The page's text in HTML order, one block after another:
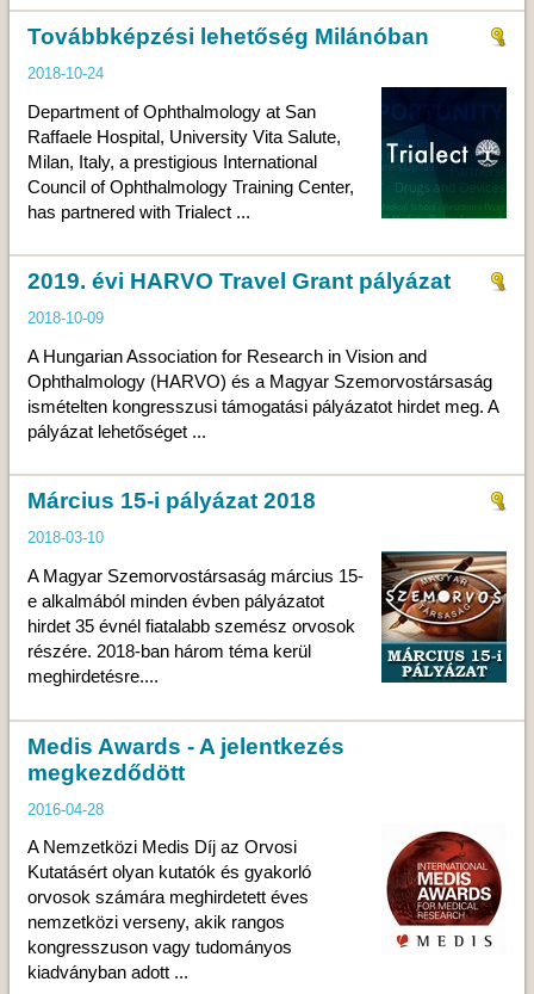
Továbbképzési lehetőség Milánóban
2018-10-24
Department of Ophthalmology at San
Raffaele Hospital, University Vita Salute,
Milan, Italy, a prestigious International
Council of Ophthalmology Training Center,
has partnered with Trialect ...
2019. évi HARVO Travel Grant pályázat
2018-10-09
A Hungarian Association for Research in Vision and
Ophthalmology (HARVO) és a Magyar Szemorvostársaság
ismételten kongresszusi támogatási pályázatot hirdet meg. A
pályázat lehetőséget ...
Március 15-i pályázat 2018
2018-03-10
A Magyar Szemorvostársaság március 15-
e alkalmából minden évben pályázatot
hirdet 35 évnél fiatalabb szemész orvosok
részére. 2018-ban három téma kerül
meghirdetésre....
Medis Awards - A jelentkezés
megkezdődött
2016-04-28
A Nemzetközi Medis Díj az Orvosi
Kutatásért olyan kutatók és gyakorló
orvosok számára meghirdetett éves
nemzetközi verseny, akik rangos
kongresszuson vagy tudományos
kiadványban adott ...